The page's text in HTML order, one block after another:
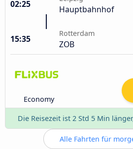
02:25 Hauptbahnhof
15:35
Rotterdam
ZOB
Economy
Die Reisezeit ist 2 Std 5 Min
Alle Fahrten für